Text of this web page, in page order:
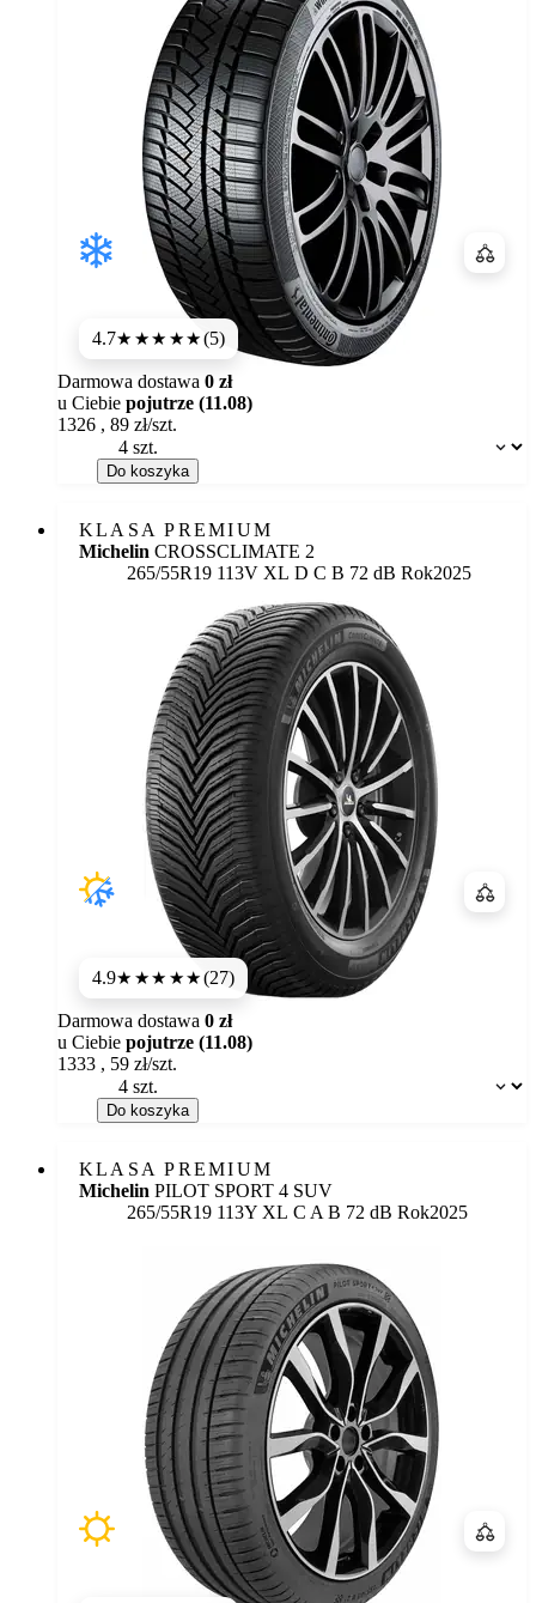
4.7★★★★★(5)
Dostępność:
Darmowa dostawa 0 zł
u Ciebie pojutrze (11.08)
1326 , 89 zł/szt.
Do koszyka
KLASA PREMIUM
Michelin CROSSCLIMATE 2
265/55R19 113V XL Etykieta:
D C B 72 dB Rok2025
4.9★★★★★(27)
Dostępność:
Darmowa dostawa 0 zł
u Ciebie pojutrze (11.08)
1333 , 59 zł/szt.
Do koszyka
KLASA PREMIUM
Michelin PILOT SPORT 4 SUV
265/55R19 113Y XL Etykieta:
C A B 72 dB Rok2025